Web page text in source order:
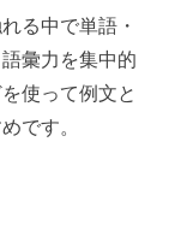
る中で単語・
彙力を集中的
使って例文と
です。